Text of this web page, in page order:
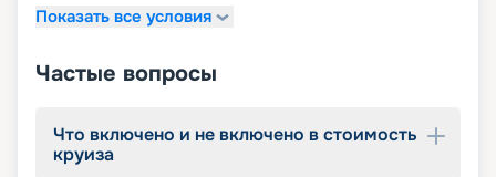
Показать все условия
Частые вопросы
Что включено и не включено в стоимость
круиза